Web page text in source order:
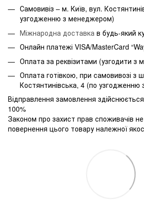
Самовивіз – м. Київ, вул.
узгодженню з менеджером)
Міжнародна доставка в будь-який
Онлайн платежі VISA/MasterCard
Оплата за реквізитами (узгодити з
Оплата готівкою, при самовивозі з
Костянтинівська, 4 (по
Відправлення замовлення
100%
Законом про захист прав споживачів
повернення цього товару належної